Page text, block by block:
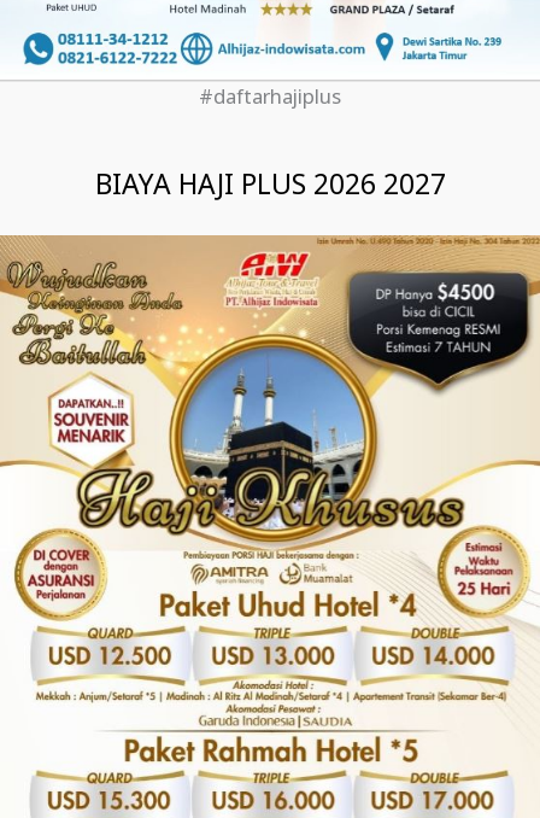
#daftarhajiplus
BIAYA HAJI PLUS 2026 2027